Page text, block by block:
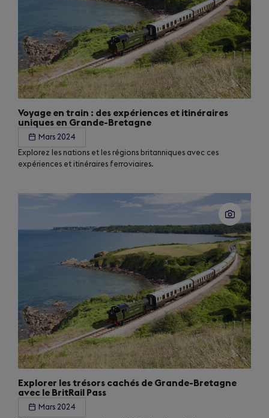
Voyage en train : des expériences et itinéraires
uniques en Grande-Bretagne
Mars 2024
Explorez les nations et les régions britanniques avec ces
expériences et itinéraires ferroviaires.
Explorer les trésors cachés de Grande-Bretagne
avec le BritRail Pass
Mars 2024